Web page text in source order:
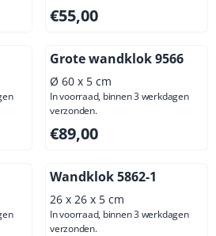
btw: 111,57Prijs: 55,00, exclusief btw:
€55,00
77,69
Grote wandklok 9566
Ø 60 x 5 cm
In voorraad, binnen 3 werkdagen
verzonden.
Prijs: 89,00, exclusief btw:
€89,00
Wandklok 5862-1
26 x 26 x 5 cm
In voorraad, binnen 3 werkdagen
verzonden.